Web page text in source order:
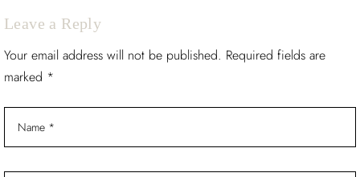
n
t
r
a
Leave a Reply
Your email address will not be published. Required fields are
marked *